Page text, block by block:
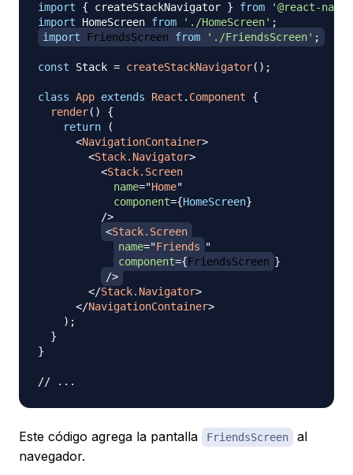
import
{ createStackNavigator } from
'@react-
import
HomeScreen from './HomeScreen' ;
import
FriendsScreen from './FriendsScreen' ;
const Stack = createStackNavigator( ) ;
class App extends React . Component
{
render( )
{
return
(
<NavigationContainer>
<Stack.Navigator>
<Stack.Screen
name="Home"
component={HomeScreen}
/>
<Stack.Screen
name="Friends "
component={FriendsScreen }
/>
</Stack.Navigator>
</NavigationContainer>
) ;
}
}
// ...
Este código agrega la pantalla FriendsScreen
al
navegador.